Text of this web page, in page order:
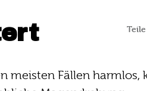
meisten Fällen harmlos,